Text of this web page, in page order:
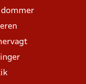
dommer